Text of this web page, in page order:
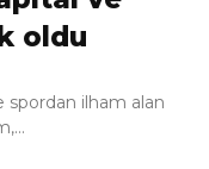
oldu
spordan ilham alan